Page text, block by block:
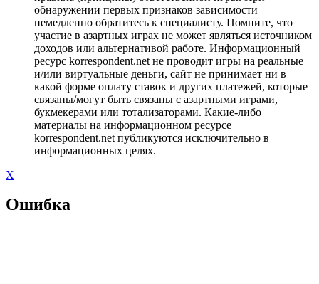
обнаружении первых признаков зависимости
немедленно обратитесь к специалисту. Помните, что
участие в азартных играх не может являться источником
доходов или альтернативой работе. Информационный
ресурс korrespondent.net не проводит игры на реальные
и/или виртуальные деньги, сайт не принимает ни в
какой форме оплату ставок и других платежей, которые
связаны/могут быть связаны с азартными играми,
букмекерами или тотализаторами. Какие-либо
материалы на информационном ресурсе
korrespondent.net публикуются исключительно в
информационных целях.
X
Ошибка